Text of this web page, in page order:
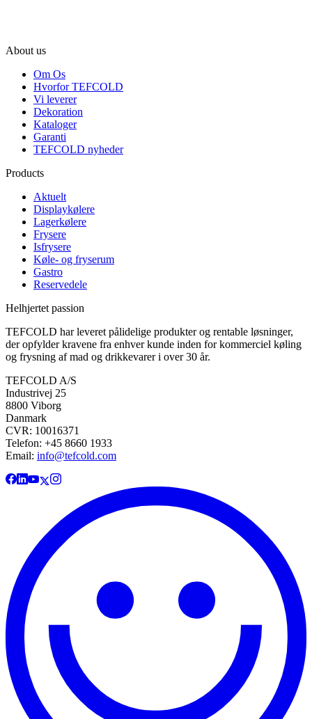
About us
Om Os
Hvorfor TEFCOLD
Vi leverer
Dekoration
Kataloger
Garanti
TEFCOLD nyheder
Products
Aktuelt
Displaykølere
Lagerkølere
Frysere
Isfrysere
Køle- og fryserum
Gastro
Reservedele
Helhjertet passion
TEFCOLD har leveret pålidelige produkter og rentable løsninger,
der opfylder kravene fra enhver kunde inden for kommerciel køling
og frysning af mad og drikkevarer i over 30 år.
TEFCOLD A/S
Industrivej 25
8800 Viborg
Danmark
CVR: 10016371
Telefon: +45 8660 1933
Email: info@tefcold.com